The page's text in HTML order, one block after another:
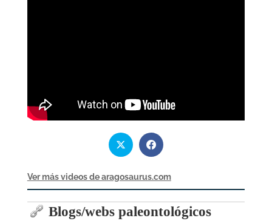
Ver más videos de aragosaurus.com
Blogs/webs paleontológicos